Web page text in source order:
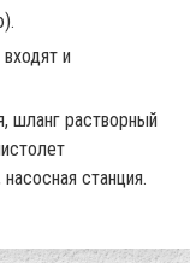
и
шланг растворный
станция.